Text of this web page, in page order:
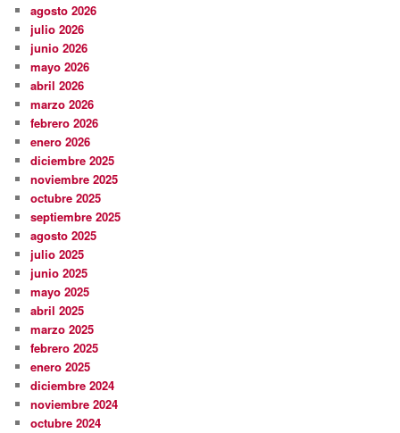
agosto 2026
julio 2026
junio 2026
mayo 2026
abril 2026
marzo 2026
febrero 2026
enero 2026
diciembre 2025
noviembre 2025
octubre 2025
septiembre 2025
agosto 2025
julio 2025
junio 2025
mayo 2025
abril 2025
marzo 2025
febrero 2025
enero 2025
diciembre 2024
noviembre 2024
octubre 2024